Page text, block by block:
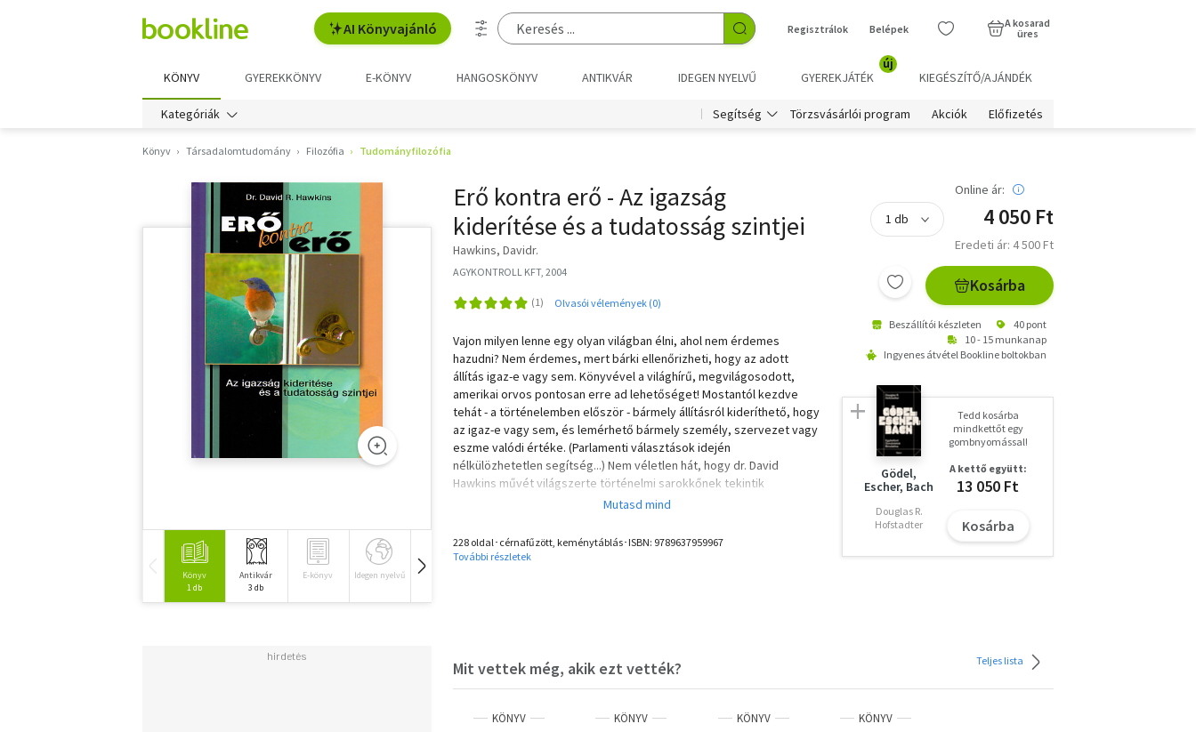
AI Könyvajánló Regisztrálok Belépek
A kosarad
üres
KÖNYV GYEREKKÖNYV E-KÖNYV HANGOSKÖNYV ANTIKVÁR IDEGEN NYELVŰ GYEREKJÁTÉK
új
KIEGÉSZÍTŐ/AJÁNDÉK
Kategóriák Segítség Törzsvásárlói program Akciók Előfizetés
Könyv Társadalomtudomány Filozófia Tudományfilozófia
Könyv
1 db
Antikvár
3 db
E-könyv Idegen nyelvű Hangoskönyv
Erő kontra erő - Az igazság
kiderítése és a tudatosság szintjei
Hawkins, Davidr.
AGYKONTROLL KFT, 2004
Olvasói vélemények (0)
Vajon milyen lenne egy olyan világban élni, ahol nem érdemes
hazudni? Nem érdemes, mert bárki ellenőrizheti, hogy az adott
állítás igaz-e vagy sem. Könyvével a világhírű, megvilágosodott,
amerikai orvos pontosan erre ad lehetőséget! Mostantól kezdve
tehát - a történelemben először - bármely állításról kideríthető, hogy
az igaz-e vagy sem, és lemérhető bármely személy, szervezet vagy
eszme valódi értéke. (Parlamenti választások idején
nélkülözhetetlen segítség...) Nem véletlen hát, hogy dr. David
Hawkins művét világszerte történelmi sarokkőnek tekintik
228 oldal･cérnafűzött, keménytáblás･ISBN: 9789637959967
További részletek
Online ár:
4 050 Ft
Eredeti ár: 4 500 Ft
Kosárba
Beszállítói készleten
40 pont
10 - 15 munkanap
Ingyenes átvétel Bookline boltokban
Gödel,
Escher, Bach
Douglas R.
Hofstadter
Tedd kosárba
mindkettőt egy
gombnyomással!
A kettő együtt:
13 050 Ft
Kosárba
Mit vettek még, akik ezt vették? Teljes lista
KÖNYV KÖNYV KÖNYV KÖNYV